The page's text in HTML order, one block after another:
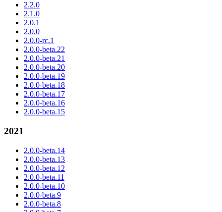
2.2.0
2.1.0
2.0.1
2.0.0
2.0.0-rc.1
2.0.0-beta.22
2.0.0-beta.21
2.0.0-beta.20
2.0.0-beta.19
2.0.0-beta.18
2.0.0-beta.17
2.0.0-beta.16
2.0.0-beta.15
2021
2.0.0-beta.14
2.0.0-beta.13
2.0.0-beta.12
2.0.0-beta.11
2.0.0-beta.10
2.0.0-beta.9
2.0.0-beta.8